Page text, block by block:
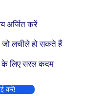
अर्जित करें
लचीले हो सकते हैं
लिए सरल कदम
करें!